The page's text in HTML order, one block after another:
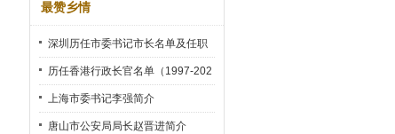
最赞乡情
深圳历任市委书记市长名单及任职
时间
历任香港行政长官名单（1997-202
2）
上海市委书记李强简介
唐山市公安局局长赵晋进简介